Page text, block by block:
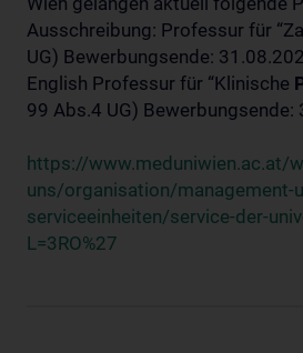
Ausschreibung: Professur für
UG) Bewerbungsende:
English Professur für “Klinische
99 Abs.4 UG) Bewerbungsende:
https://www.meduniwien.ac.at/
uns/organisation/management-
serviceeinheiten/service-der-
L=3RO%27